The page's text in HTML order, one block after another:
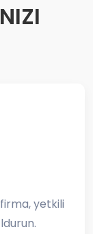
yetkili